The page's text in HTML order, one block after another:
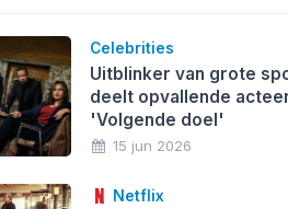
Celebrities
Uitblinker van grote
deelt opvallende
'Volgende doel'
15 jun 2026
Netflix